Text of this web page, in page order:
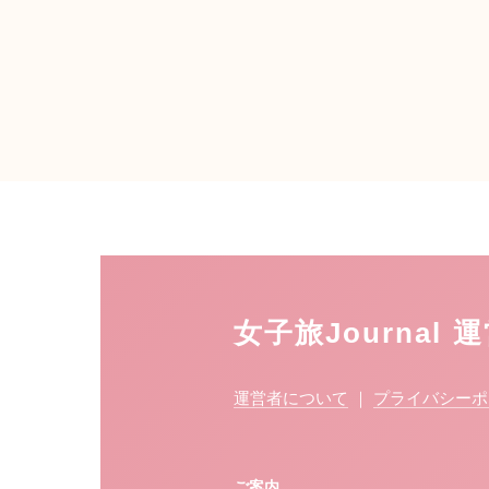
女子旅Journal 運
運営者について ｜ プライバシー